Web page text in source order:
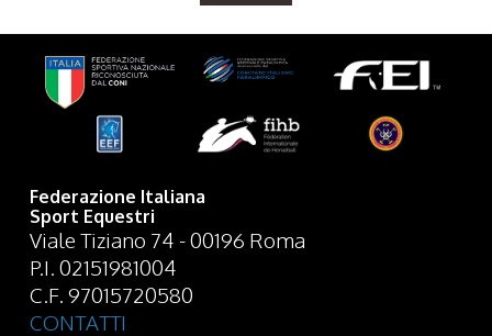
Federazione Italiana
Sport Equestri
Viale Tiziano 74 - 00196 Roma
P.I. 02151981004
C.F. 97015720580
CONTATTI